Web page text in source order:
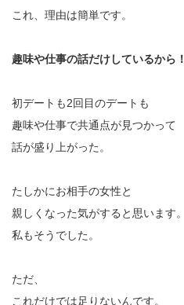
これ、理由は簡単です。
趣味や仕事の話だけしているから！
初デートも2回目のデートも
趣味や仕事で共通点が見つかって
話が盛り上がった。
たしかにお相手の女性と
親しくなった気がすると思います。
私もそうでした。
ただ、
これだけでは足りないんです。